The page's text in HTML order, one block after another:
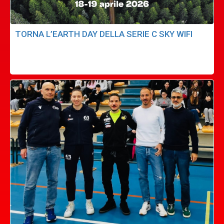
TORNA L’EARTH DAY DELLA SERIE C SKY WIFI